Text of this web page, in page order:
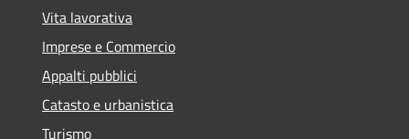
Vita lavorativa
Imprese e Commercio
Appalti pubblici
Catasto e urbanistica
Turismo